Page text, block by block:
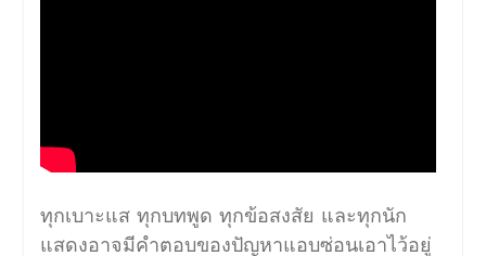
ทุกเบาะแส ทุกบทพูด ทุกข้อสงสัย และทุกนัก
แสดงอาจมีคำตอบของปัญหาแอบซ่อนเอาไว้อยู่